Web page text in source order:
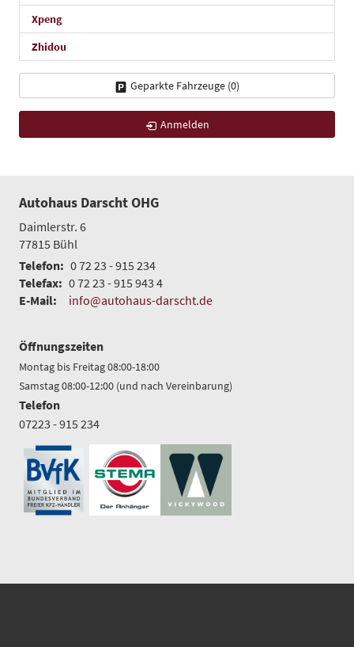
Xpeng
Zhidou
Geparkte Fahrzeuge (0)
Anmelden
Autohaus Darscht OHG
Daimlerstr. 6
77815 Bühl
Telefon: 0 72 23 - 915 234
Telefax: 0 72 23 - 915 943 4
E-Mail:
info@autohaus-darscht.de
Öffnungszeiten
Montag bis Freitag 08:00-18:00
Samstag 08:00-12:00 (und nach Vereinbarung)
Telefon
07223 - 915 234